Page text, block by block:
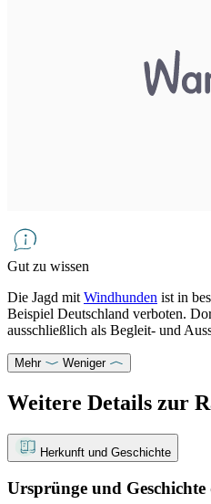
Gut zu wissen
Die Jagd mit Windhunden ist in
Beispiel Deutschland verboten.
ausschließlich als Begleit- und
Mehr Weniger
Weitere Details zur
Herkunft und Geschichte
Ursprünge und